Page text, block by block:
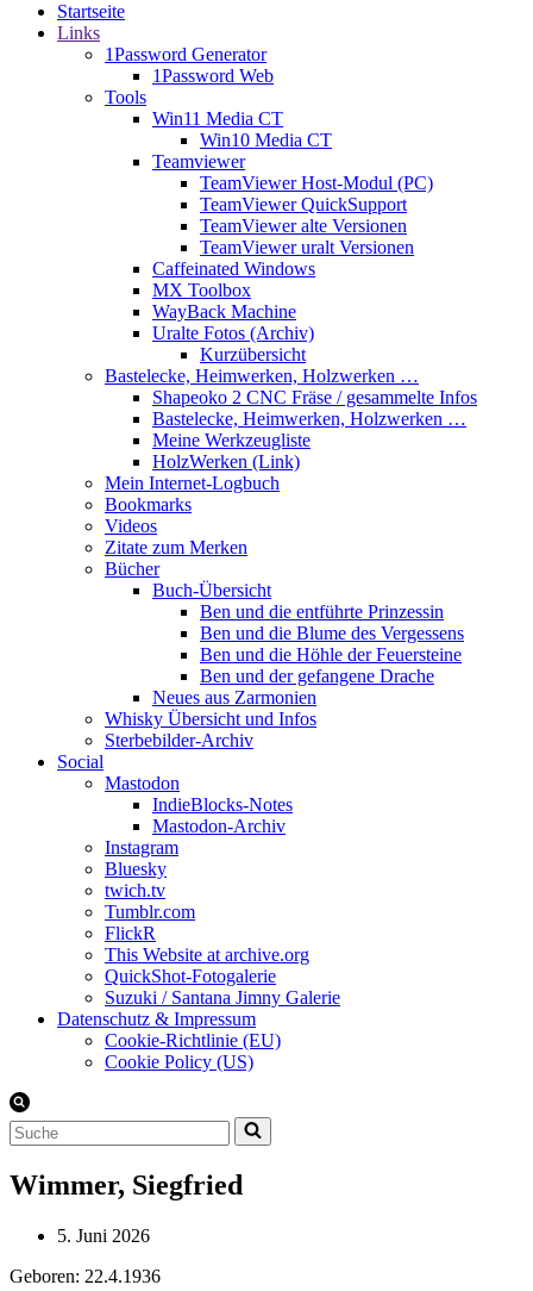
Startseite
Links
1Password Generator
1Password Web
Tools
Win11 Media CT
Win10 Media CT
Teamviewer
TeamViewer Host-Modul (PC)
TeamViewer QuickSupport
TeamViewer alte Versionen
TeamViewer uralt Versionen
Caffeinated Windows
MX Toolbox
WayBack Machine
Uralte Fotos (Archiv)
Kurzübersicht
Bastelecke, Heimwerken, Holzwerken …
Shapeoko 2 CNC Fräse / gesammelte Infos
Bastelecke, Heimwerken, Holzwerken …
Meine Werkzeugliste
HolzWerken (Link)
Mein Internet-Logbuch
Bookmarks
Videos
Zitate zum Merken
Bücher
Buch-Übersicht
Ben und die entführte Prinzessin
Ben und die Blume des Vergessens
Ben und die Höhle der Feuersteine
Ben und der gefangene Drache
Neues aus Zarmonien
Whisky Übersicht und Infos
Sterbebilder-Archiv
Social
Mastodon
IndieBlocks-Notes
Mastodon-Archiv
Instagram
Bluesky
twich.tv
Tumblr.com
FlickR
This Website at archive.org
QuickShot-Fotogalerie
Suzuki / Santana Jimny Galerie
Datenschutz & Impressum
Cookie-Richtlinie (EU)
Cookie Policy (US)
Suchen
nach …
Wimmer, Siegfried
5. Juni 2026
Geboren: 22.4.1936